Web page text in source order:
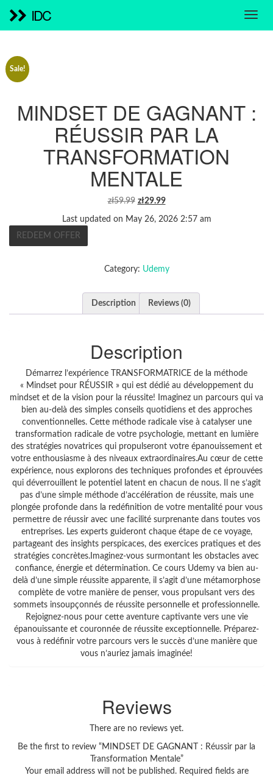
IDC
Sale!
MINDSET DE GAGNANT :
RÉUSSIR PAR LA
TRANSFORMATION
MENTALE
zł59.99 ORIGINAL
WAS:
zł29.99CURRENT
Last updated on May 26, 2026 2:57 am
REDEEM OFFER
Category: Udemy
Description Reviews (0)
Description
Démarrez l’expérience TRANSFORMATRICE de la méthode
« Mindset pour RÉUSSIR » qui est dédié au développement du
mindset et de la vision pour la réussite! Imaginez un parcours qui va
bien au-delà des simples conseils quotidiens et des approches
conventionnelles. Cette méthode radicale vise à catalyser une
transformation radicale de votre psychologie, mettant en lumière
des stratégies novatrices qui propulseront votre épanouissement et
votre enthousiasme à des niveaux extraordinaires.Au cœur de cette
expérience, nous explorons des techniques profondes et éprouvées
qui déverrouillent le potentiel latent en chacun de nous. Il ne s’agit
pas d’une simple méthode d’accélération de réussite, mais une
plongée profonde dans la redéfinition de votre mentalité pour vous
permettre de réussir avec une facilité surprenante dans toutes vos
entreprises. Les experts guideront chaque étape de ce voyage,
partageant des insights perspicaces, des exercices pratiques et des
stratégies concrètes.Imaginez-vous surmontant les obstacles avec
confiance, énergie et détermination. Ce cours Udemy va bien au-
delà d’une simple réussite apparente, il s’agit d’une métamorphose
complète de votre manière de penser, vous propulsant vers des
sommets insoupçonnés de réussite personnelle et professionnelle.
Rejoignez-nous pour cette aventure captivante vers une vie
épanouissante et couronnée de réussite exceptionnelle. Préparez-
vous à redéfinir votre parcours vers le succès d’une manière que
vous n’auriez jamais imaginée!
Reviews
There are no reviews yet.
Be the first to review “MINDSET DE GAGNANT : Réussir par la
Transformation Mentale”
Your email address will not be published. Required fields are